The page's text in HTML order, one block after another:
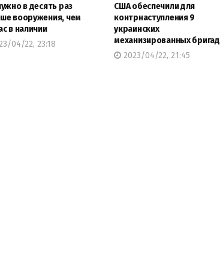
в десять раз
вооружения, чем
в наличии
04/22, 23:18
США обеспечили для
контрнаступления 9
украинских
механизированных бригад
2023/04/22, 21:45